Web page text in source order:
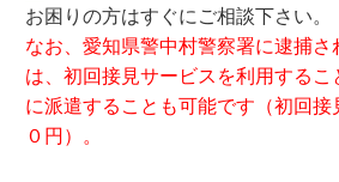
お困りの方はすぐにご相談下さい。
なお、愛知県警中村警察署に逮捕
は、初回接見サービスを利用する
に派遣することも可能です（初回接
０円）。